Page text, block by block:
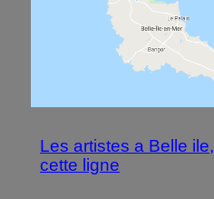
Les artistes a Belle
cette ligne